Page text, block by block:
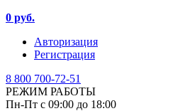
0 руб.
Авторизация
Регистрация
8 800 700-72-51
РЕЖИМ РАБОТЫ
Пн-Пт с 09:00 до 18:00